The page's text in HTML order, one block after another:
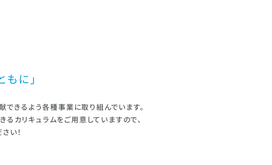
もに」
きるよう各種事業に取り組んでいます。
カリキュラムをご用意していますので、
い！